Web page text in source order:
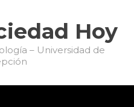
Hoy
– Universidad de